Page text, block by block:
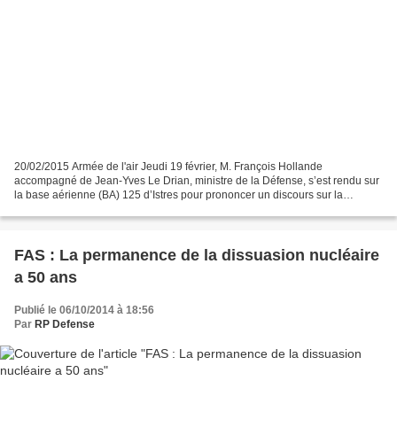
20/02/2015 Armée de l'air Jeudi 19 février, M. François Hollande
accompagné de Jean-Yves Le Drian, ministre de la Défense, s’est rendu sur
la base aérienne (BA) 125 d’Istres pour prononcer un discours sur la
FAS : La permanence de la dissuasion nucléaire
a 50 ans
Publié le 06/10/2014 à 18:56
Par RP Defense